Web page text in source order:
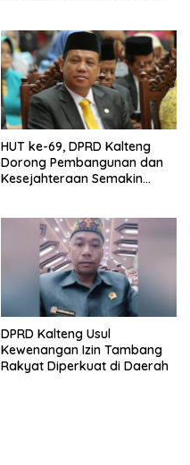
HUT ke-69, DPRD Kalteng
Dorong Pembangunan dan
Kesejahteraan Semakin
DPRD Kalteng Usul
Kewenangan Izin Tambang
Rakyat Diperkuat di Daerah